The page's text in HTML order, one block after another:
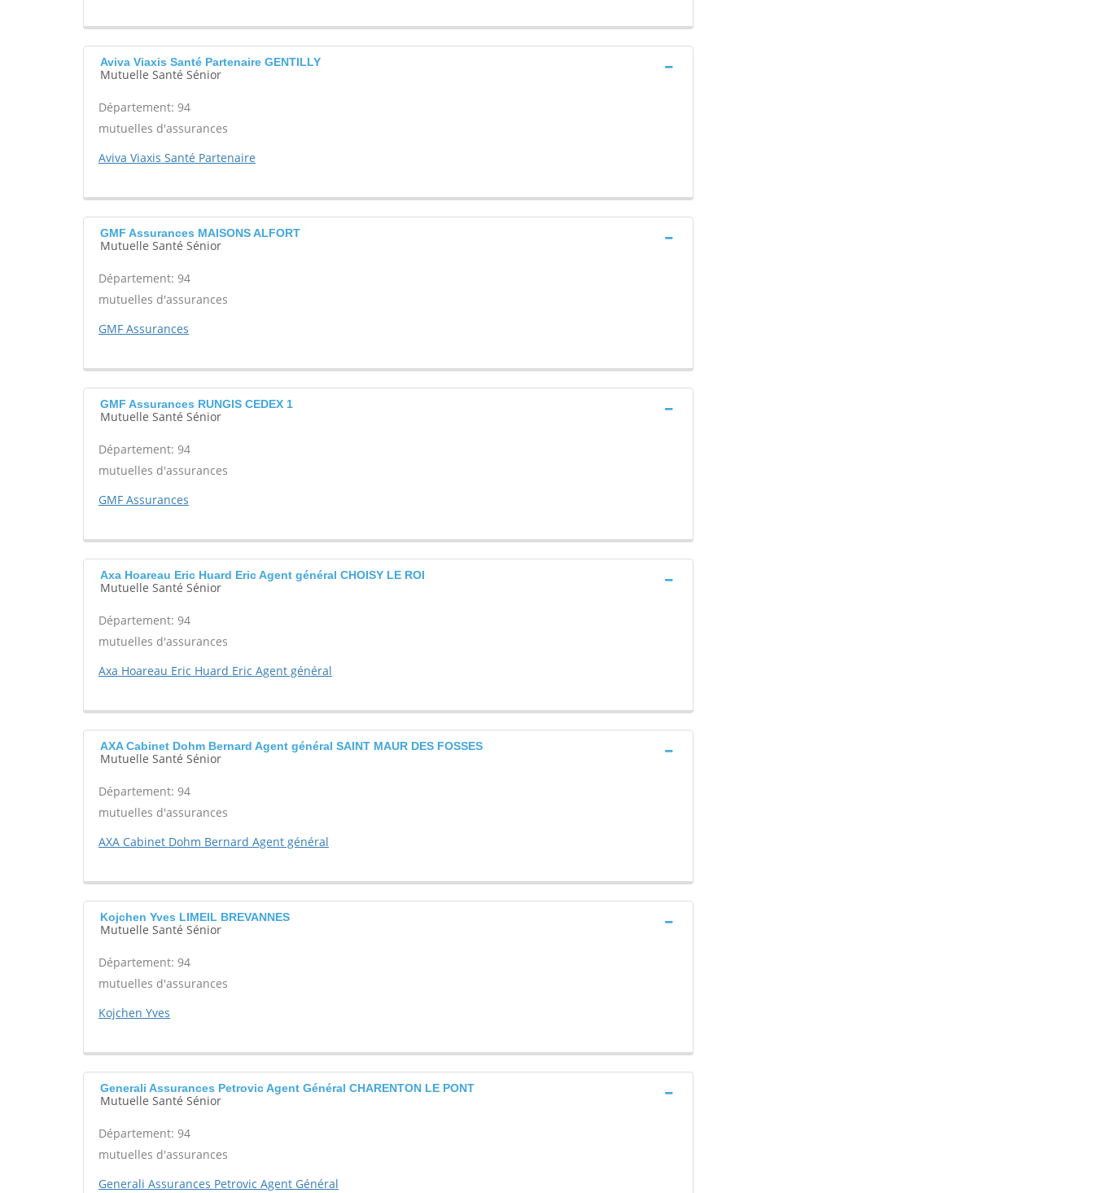
Aviva Viaxis Santé Partenaire GENTILLY
Mutuelle Santé Sénior
Département: 94
mutuelles d'assurances
Aviva Viaxis Santé Partenaire
GMF Assurances MAISONS ALFORT
Mutuelle Santé Sénior
Département: 94
mutuelles d'assurances
GMF Assurances
GMF Assurances RUNGIS CEDEX 1
Mutuelle Santé Sénior
Département: 94
mutuelles d'assurances
GMF Assurances
Axa Hoareau Eric Huard Eric Agent général CHOISY LE ROI
Mutuelle Santé Sénior
Département: 94
mutuelles d'assurances
Axa Hoareau Eric Huard Eric Agent général
AXA Cabinet Dohm Bernard Agent général SAINT MAUR DES FOSSES
Mutuelle Santé Sénior
Département: 94
mutuelles d'assurances
AXA Cabinet Dohm Bernard Agent général
Kojchen Yves LIMEIL BREVANNES
Mutuelle Santé Sénior
Département: 94
mutuelles d'assurances
Kojchen Yves
Generali Assurances Petrovic Agent Général CHARENTON LE PONT
Mutuelle Santé Sénior
Département: 94
mutuelles d'assurances
Generali Assurances Petrovic Agent Général